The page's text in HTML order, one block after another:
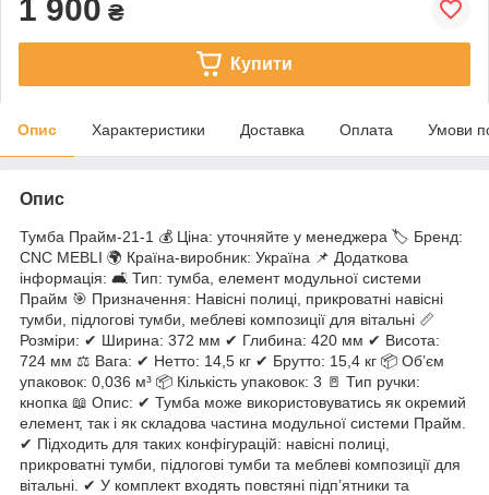
1 900 ₴
Купити
Опис Характеристики Доставка Оплата Умови
Опис
Тумба Прайм-21-1 💰 Ціна: уточняйте у менеджера 🏷 Бренд:
CNC MEBLI 🌍 Країна-виробник: Україна 📌 Додаткова
інформація: 🛋 Тип: тумба, елемент модульної системи
Прайм 🎯 Призначення: Навісні полиці, прикроватні навісні
тумби, підлогові тумби, меблеві композиції для вітальні 📏
Розміри: ✔ Ширина: 372 мм ✔ Глибина: 420 мм ✔ Висота:
724 мм ⚖ Вага: ✔ Нетто: 14,5 кг ✔ Брутто: 15,4 кг 📦 Об’єм
упаковок: 0,036 м³ 📦 Кількість упаковок: 3 🚪 Тип ручки:
кнопка 📖 Опис: ✔ Тумба може використовуватись як окремий
елемент, так і як складова частина модульної системи Прайм.
✔ Підходить для таких конфігурацій: навісні полиці,
прикроватні тумби, підлогові тумби та меблеві композиції для
вітальні. ✔ У комплект входять повстяні підп’ятники та